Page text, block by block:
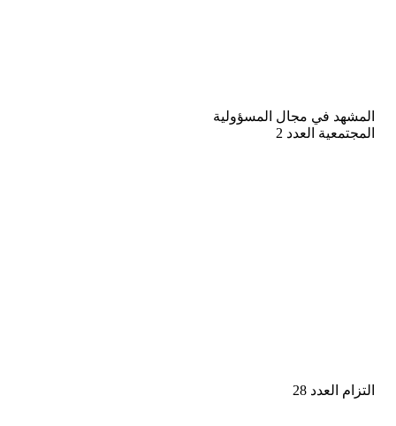
المشهد في مجال المسؤولية
المجتمعية العدد 2
التزام العدد 28